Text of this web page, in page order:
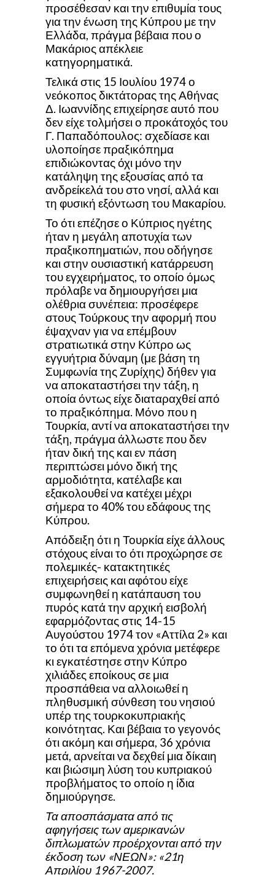
προσέθεσαν και την επιθυμία τους
για την ένωση της Κύπρου με την
Ελλάδα, πράγμα βέβαια που ο
Μακάριος απέκλειε
κατηγορηματικά.
Τελικά στις 15 Ιουλίου 1974 ο
νεόκοπος δικτάτορας της Αθήνας
Δ. Ιωαννίδης επιχείρησε αυτό που
δεν είχε τολμήσει ο προκάτοχός του
Γ. Παπαδόπουλος: σχεδίασε και
υλοποίησε πραξικόπημα
επιδιώκοντας όχι μόνο την
κατάληψη της εξουσίας από τα
ανδρείκελά του στο νησί, αλλά και
τη φυσική εξόντωση του Μακαρίου.
Το ότι επέζησε ο Κύπριος ηγέτης
ήταν η μεγάλη αποτυχία των
πραξικοπηματιών, που οδήγησε
και στην ουσιαστική κατάρρευση
του εγχειρήματος, το οποίο όμως
πρόλαβε να δημιουργήσει μια
ολέθρια συνέπεια: προσέφερε
στους Τούρκους την αφορμή που
έψαχναν για να επέμβουν
στρατιωτικά στην Κύπρο ως
εγγυήτρια δύναμη (με βάση τη
Συμφωνία της Ζυρίχης) δήθεν για
να αποκαταστήσει την τάξη, η
οποία όντως είχε διαταραχθεί από
το πραξικόπημα. Μόνο που η
Τουρκία, αντί να αποκαταστήσει την
τάξη, πράγμα άλλωστε που δεν
ήταν δική της και εν πάση
περιπτώσει μόνο δική της
αρμοδιότητα, κατέλαβε και
εξακολουθεί να κατέχει μέχρι
σήμερα το 40% του εδάφους της
Κύπρου.
Απόδειξη ότι η Τουρκία είχε άλλους
στόχους είναι το ότι προχώρησε σε
πολεμικές- κατακτητικές
επιχειρήσεις και αφότου είχε
συμφωνηθεί η κατάπαυση του
πυρός κατά την αρχική εισβολή
εφαρμόζοντας στις 14-15
Αυγούστου 1974 τον «Αττίλα 2» και
το ότι τα επόμενα χρόνια μετέφερε
κι εγκατέστησε στην Κύπρο
χιλιάδες εποίκους σε μια
προσπάθεια να αλλοιωθεί η
πληθυσμική σύνθεση του νησιού
υπέρ της τουρκοκυπριακής
κοινότητας. Και βέβαια το γεγονός
ότι ακόμη και σήμερα, 36 χρόνια
μετά, αρνείται να δεχθεί μια δίκαιη
και βιώσιμη λύση του κυπριακού
προβλήματος το οποίο η ίδια
δημιούργησε.
Τα αποσπάσματα από τις
αφηγήσειςτων αμερικανών
διπλωματών προέρχονται από την
έκδοση των «ΝΕΩΝ»: «21η
Απριλίου 1967-2007.